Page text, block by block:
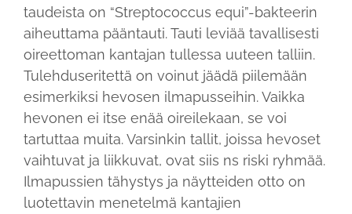
taudeista on “Streptococcus equi”-bakteerin
aiheuttama pääntauti. Tauti leviää tavallisesti
oireettoman kantajan tullessa uuteen talliin.
Tulehduseritettä on voinut jäädä piilemään
esimerkiksi hevosen ilmapusseihin. Vaikka
hevonen ei itse enää oireilekaan, se voi
tartuttaa muita. Varsinkin tallit, joissa hevoset
vaihtuvat ja liikkuvat, ovat siis ns riski ryhmää.
Ilmapussien tähystys ja näytteiden otto on
luotettavin menetelmä kantajien